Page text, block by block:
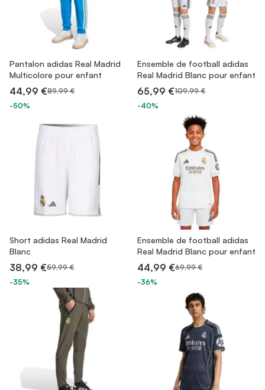
Pantalon adidas Real Madrid
Multicolore pour enfant
44,99 €89,99 €
-50%
Ensemble de football adidas
Real Madrid Blanc pour enfant
65,99 €109,99 €
-40%
Short adidas Real Madrid
Blanc
38,99 €59,99 €
-35%
Ensemble de football adidas
Real Madrid Blanc pour enfant
44,99 €69,99 €
-36%